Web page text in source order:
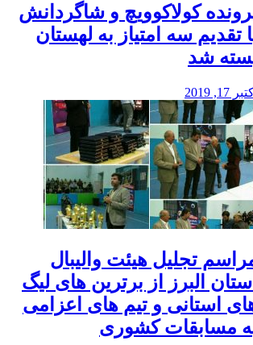
کولاکوویچ و شاگردانش
تقدیم سه امتیاز به لهستان
شد
17, 2019
تجلیل هیئت والیبال
استان البرز از برترین های لیگ
استانی و تیم های اعزامی
مسابقات کشوری